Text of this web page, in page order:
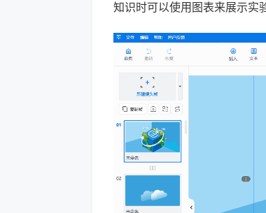
知识时可以使用图表来展示实